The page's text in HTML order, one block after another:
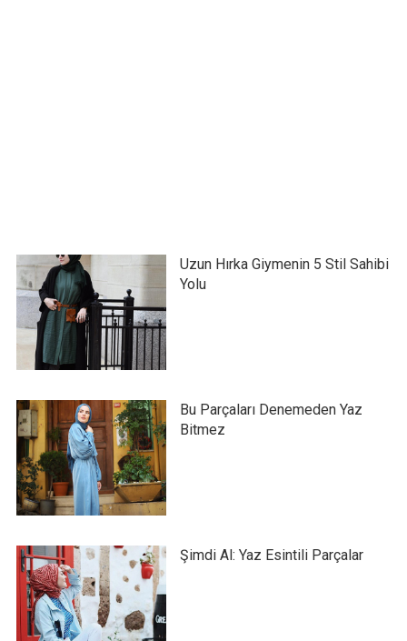
Uzun Hırka Giymenin 5 Stil Sahibi
Yolu
Bu Parçaları Denemeden Yaz
Bitmez
Şimdi Al: Yaz Esintili Parçalar